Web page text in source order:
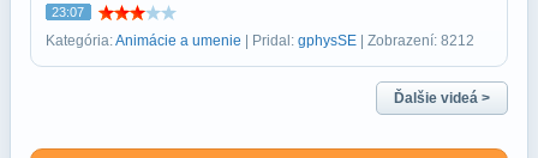
23:07
Kategória:Animácie a umenie | Pridal: gphysSE | Zobrazení: 8212
Ďalšie videá >